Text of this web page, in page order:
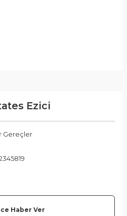
Ezici
Gereçler
Haber Ver